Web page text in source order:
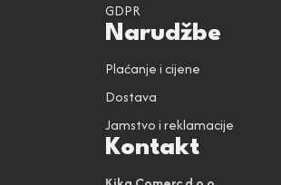
GDPR
Narudžbe
Plaćanje i cijene
Dostava
Jamstvo i reklamacije
Kontakt